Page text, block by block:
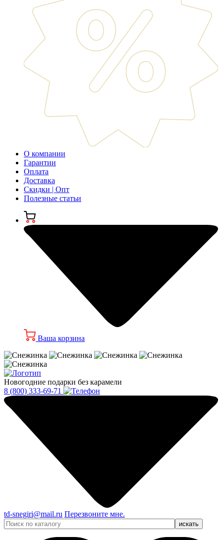
О компании
Гарантии
Оплата
Доставка
Скидки | Опт
Полезные статьи
Ваша корзина
Новогодние подарки без карамели
8 (800) 333-69-71
td-snegiri@mail.ru Перезвоните мне.